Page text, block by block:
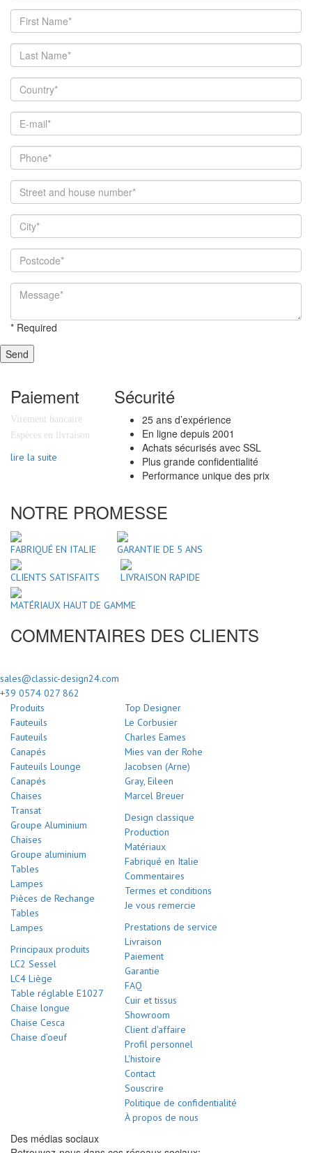
* Required
Send
Paiement
Virement bancaire
Espèces en livraison
lire la suite
Sécurité
25 ans d’expérience
En ligne depuis 2001
Achats sécurisés avec SSL
Plus grande confidentialité
Performance unique des prix
NOTRE PROMESSE
FABRIQUÉ EN ITALIE GARANTIE DE 5 ANS
CLIENTS SATISFAITS LIVRAISON RAPIDE
MATÉRIAUX HAUT DE GAMME
COMMENTAIRES DES CLIENTS
sales@classic-design24.com
+39 0574 027 862
Produits
Fauteuils
Fauteuils
Canapés
Fauteuils Lounge
Canapés
Chaises
Transat
Groupe Aluminium
Chaises
Groupe aluminium
Tables
Lampes
Pièces de Rechange
Tables
Lampes
Principaux produits
LC2 Sessel
LC4 Liège
Table réglable E1027
Chaise longue
Chaise Cesca
Chaise d’oeuf
Top Designer
Le Corbusier
Charles Eames
Mies van der Rohe
Jacobsen (Arne)
Gray, Eileen
Marcel Breuer
Design classique
Production
Matériaux
Fabriqué en Italie
Commentaires
Termes et conditions
Je vous remercie
Prestations de service
Livraison
Paiement
Garantie
FAQ
Cuir et tissus
Showroom
Client d'affaire
Profil personnel
L'histoire
Contact
Souscrire
Politique de confidentialité
À propos de nous
Des médias sociaux